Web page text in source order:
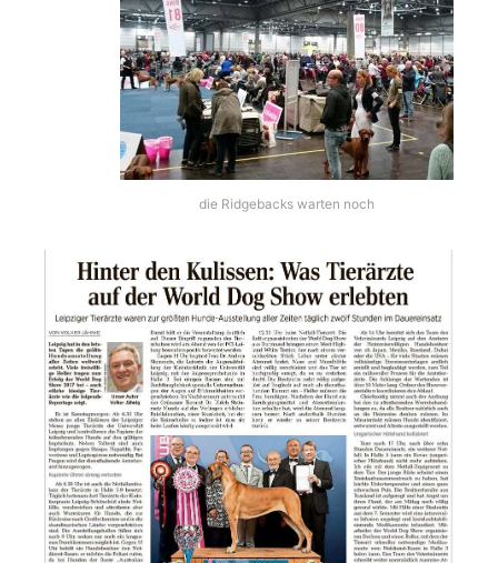
die Ridgebacks warten noch